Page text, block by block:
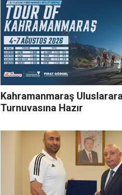
Kahramanmaraş
Turnuvasına Hazır